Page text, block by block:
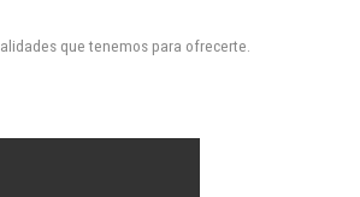
que tenemos para ofrecerte.